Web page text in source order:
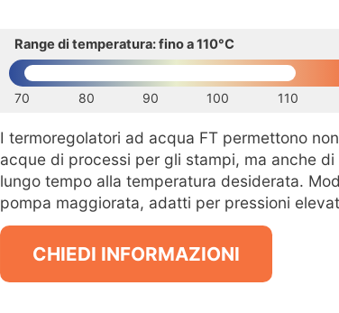
Range di temperatura: fino a 110°C
70 80 90 100 110
I termoregolatori ad acqua FT permettono
acque di processi per gli stampi, ma anche
lungo tempo alla temperatura desiderata.
pompa maggiorata, adatti per pressioni
CHIEDI INFORMAZIONI